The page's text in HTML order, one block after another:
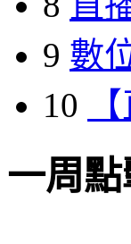
9 數
10
一周